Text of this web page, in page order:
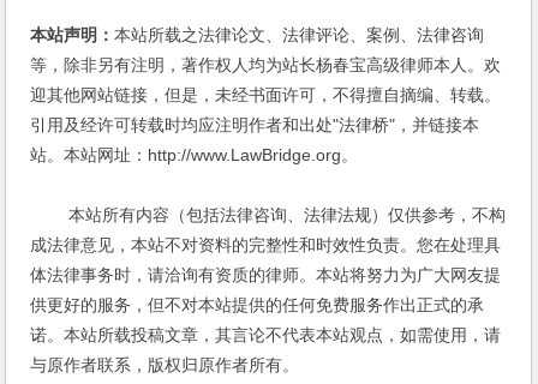
本站声明：本站所载之法律论文、法律评论、案例、法律咨询
等，除非另有注明，著作权人均为站长杨春宝高级律师本人。欢
迎其他网站链接，但是，未经书面许可，不得擅自摘编、转载。
引用及经许可转载时均应注明作者和出处"法律桥"，并链接本
站。本站网址：http://www.LawBridge.org。
本站所有内容（包括法律咨询、法律法规）仅供参考，不构
成法律意见，本站不对资料的完整性和时效性负责。您在处理具
体法律事务时，请洽询有资质的律师。本站将努力为广大网友提
供更好的服务，但不对本站提供的任何免费服务作出正式的承
诺。本站所载投稿文章，其言论不代表本站观点，如需使用，请
与原作者联系，版权归原作者所有。